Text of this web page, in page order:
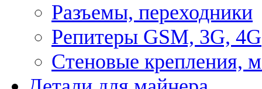
Разъемы, переходники
Репитеры GSM, 3G, 4G
Стеновые крепления,